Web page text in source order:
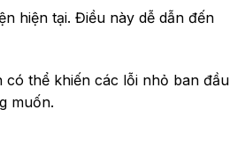
hiện tại. Điều này dễ dẫn đến
có thể khiến các lỗi nhỏ ban đầu
muốn.